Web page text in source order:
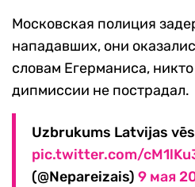
Московская полиция
нападавших, они
словам Егерманиса,
дипмиссии не пострадал.
Uzbrukums Latvijas
pic.twitter.com/
(@Nepareizais) 9 мая